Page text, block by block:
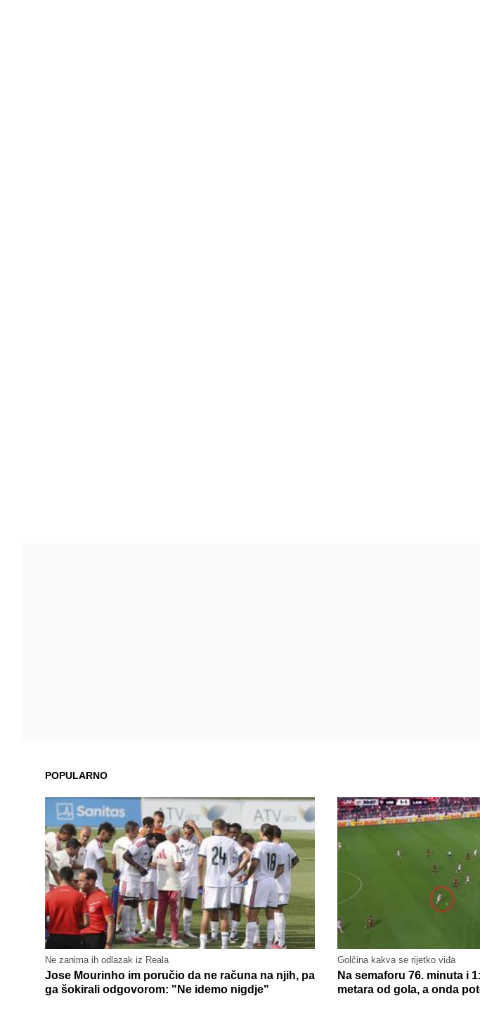
POPULARNO
Ne zanima ih odlazak iz Reala
Jose Mourinho im poručio da ne računa na njih, pa
ga šokirali odgovorom: "Ne idemo nigdje"
Golčina kakva se rijetko viđa
Na semaforu 76. minuta i
metara od gola, a onda